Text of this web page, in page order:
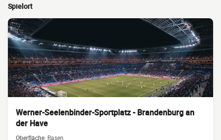
Spielort
Werner-Seelenbinder-Sportplatz - Brandenburg an
der Have
Oberfläche: Rasen